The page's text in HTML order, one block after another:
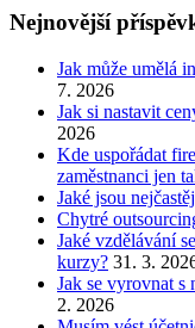
Nejnovější
Jak může umělá
7. 2026
Jak si nastavit
2026
Kde uspořádat
zaměstnanci jen
Jaké jsou
Chytré
Jaké vzdělávání
kurzy? 31. 3.
Jak se vyrovnat s
2. 2026